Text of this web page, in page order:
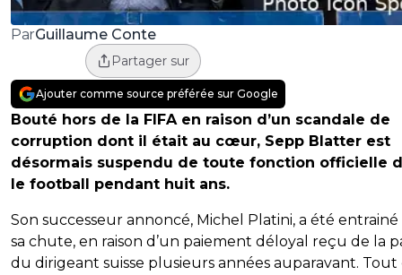
ParGuillaume Conte
Partager sur
Ajouter comme source préférée sur Google
Bouté hors de la FIFA en raison d’un scandale de
corruption dont il était au cœur, Sepp Blatter est
désormais suspendu de toute fonction officielle
le football pendant huit ans.
Son successeur annoncé, Michel Platini, a été entrainé
sa chute, en raison d’un paiement déloyal reçu de la
du dirigeant suisse plusieurs années auparavant. Tout